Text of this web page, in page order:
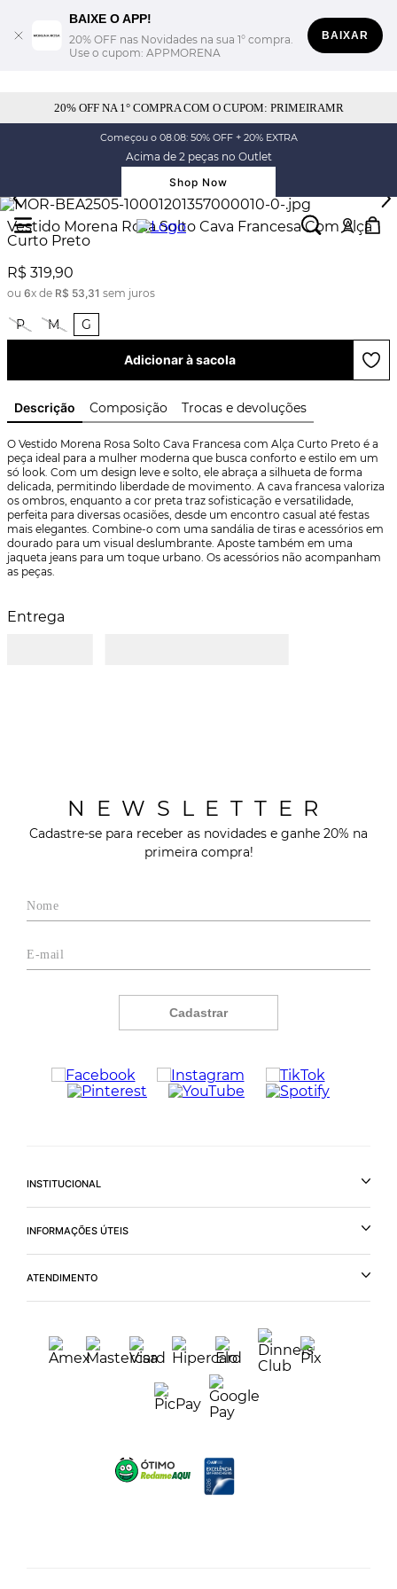
BAIXE O APP!
20% OFF nas Novidades na sua 1° compra.
Use o cupom: APPMORENA
BAIXAR
20% OFF NA 1° COMPRA COM O CUPOM: PRIMEIRAMR
Começou o 08.08: 50% OFF + 20% EXTRA
Acima de 2 peças no Outlet
Shop Now
Vestido Morena Rosa Solto Cava Francesa Com Alça
Curto Preto
R$ 319,90
ou 6x de R$ 53,31 sem juros
P M G
Adicionar à sacola
Descrição Composição Trocas e devoluções
O Vestido Morena Rosa Solto Cava Francesa com Alça Curto Preto é a
peça ideal para a mulher moderna que busca conforto e estilo em um
só look. Com um design leve e solto, ele abraça a silhueta de forma
delicada, permitindo liberdade de movimento. A cava francesa valoriza
os ombros, enquanto a cor preta traz sofisticação e versatilidade,
perfeita para diversas ocasiões, desde um encontro casual até festas
mais elegantes. Combine-o com uma sandália de tiras e acessórios em
dourado para um visual deslumbrante. Aposte também em uma
jaqueta jeans para um toque urbano. Os acessórios não acompanham
as peças.
Entrega
NEWSLETTER
Cadastre-se para receber as novidades e ganhe 20% na
primeira compra!
Cadastrar
INSTITUCIONAL
INFORMAÇÕES ÚTEIS
ATENDIMENTO